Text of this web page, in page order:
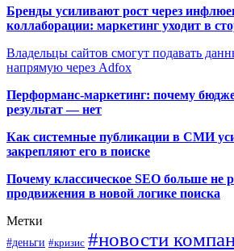
Бренды усиливают рост через
коллаборации: маркетинг уходит в
Владельцы сайтов смогут подавать
напрямую через Adfox
Перформанс-маркетинг: почему
результат — нет
Как системные публикации в СМИ
закрепляют его в поиске
Почему классическое SEO больше не
продвижения в новой логике поиска
Метки
#деньги #кризис #новости